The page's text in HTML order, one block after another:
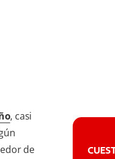
, casi
de